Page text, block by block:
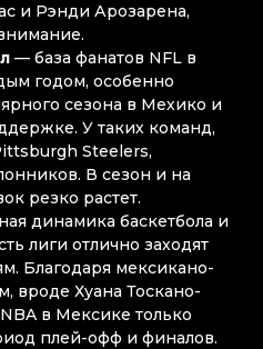
и Рэнди Арозарена,
— база фанатов NFL в
годом, особенно
сезона в Мехико и
У таких команд,
Steelers,
В сезон и на
резко растет.
динамика баскетбола и
лиги отлично заходят
Благодаря мексикано-
вроде Хуана Тоскано-
в Мексике только
плей-офф и финалов.